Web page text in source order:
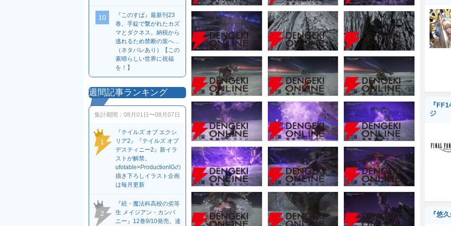
10
『このすば』最新刊23
巻。手錠で繋がれたカズ
マとダクネス。納税から
逃れるため禁断の策へ…
（ネタバレあり）【この
素晴らしい世界に祝福
を！】
週間記事ランキング
集計期間： 08月01日〜08月07日
1
『テイルズ オブ エクシ
リア2』『テイルズ オブ
デスティニー2』新イラ
ストが解禁。
ufotable×ProductionIGの
描き下ろしイラスト企画
は毎月更新
2
『続・魔法科高校の劣等
生 メイジアン・カンパ
ニー』12巻9/10発売。達
『
ジ
『悠